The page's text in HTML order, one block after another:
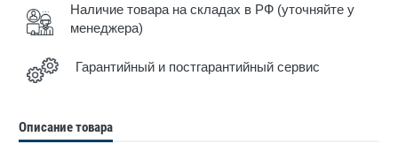
Наличие товара на складах в РФ (уточняйте у
менеджера)
Гарантийный и постгарантийный сервис
Описание товара